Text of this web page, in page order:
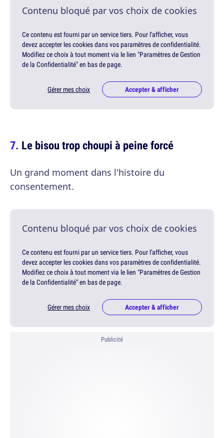
Contenu bloqué par vos choix de cookies
Ce contenu est fourni par un service tiers. Pour l'afficher, vous
devez accepter les cookies dans vos paramètres de confidentialité.
Modifiez ce choix à tout moment via le lien "Paramètres de Gestion
de la Confidentialité" en bas de page.
Gérer mes choix Accepter & afficher
Le bisou trop choupi à peine forcé
Un grand moment dans l'histoire du
consentement.
Contenu bloqué par vos choix de cookies
Ce contenu est fourni par un service tiers. Pour l'afficher, vous
devez accepter les cookies dans vos paramètres de confidentialité.
Modifiez ce choix à tout moment via le lien "Paramètres de Gestion
de la Confidentialité" en bas de page.
Gérer mes choix Accepter & afficher
Publicité